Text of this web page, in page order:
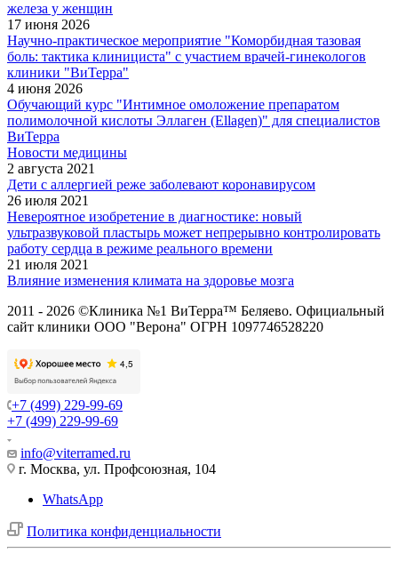
железа у женщин
17 июня 2026
Научно-практическое мероприятие "Коморбидная тазовая
боль: тактика клинициста" с участием врачей-гинекологов
клиники "ВиТерра"
4 июня 2026
Обучающий курс "Интимное омоложение препаратом
полимолочной кислоты Эллаген (Ellagen)" для специалистов
ВиТерра
Новости медицины
2 августа 2021
Дети с аллергией реже заболевают коронавирусом
26 июля 2021
Невероятное изобретение в диагностике: новый
ультразвуковой пластырь может непрерывно контролировать
работу сердца в режиме реального времени
21 июля 2021
Влияние изменения климата на здоровье мозга
2011 - 2026 ©Клиника №1 ВиТерра™ Беляево. Официальный
сайт клиники ООО "Верона" ОГРН 1097746528220
+7 (499) 229-99-69
+7 (499) 229-99-69
info@viterramed.ru
г. Москва, ул. Профсоюзная, 104
WhatsApp
Политика конфиденциальности